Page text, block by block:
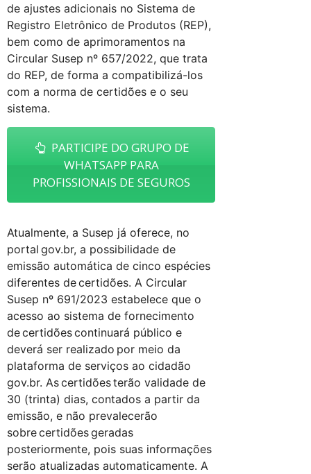
de ajustes adicionais no Sistema de
Registro Eletrônico de Produtos (REP),
bem como de aprimoramentos na
Circular Susep nº 657/2022, que trata
do REP, de forma a compatibilizá-los
com a norma de certidões e o seu
sistema.
PARTICIPE DO GRUPO DE
WHATSAPP PARA
PROFISSIONAIS DE SEGUROS
Atualmente, a Susep já oferece, no
portal gov.br, a possibilidade de
emissão automática de cinco espécies
diferentes de certidões. A Circular
Susep nº 691/2023 estabelece que o
acesso ao sistema de fornecimento
de certidões continuará público e
deverá ser realizado por meio da
plataforma de serviços ao cidadão
gov.br. As certidões terão validade de
30 (trinta) dias, contados a partir da
emissão, e não prevalecerão
sobre certidões geradas
posteriormente, pois suas informações
serão atualizadas automaticamente. A